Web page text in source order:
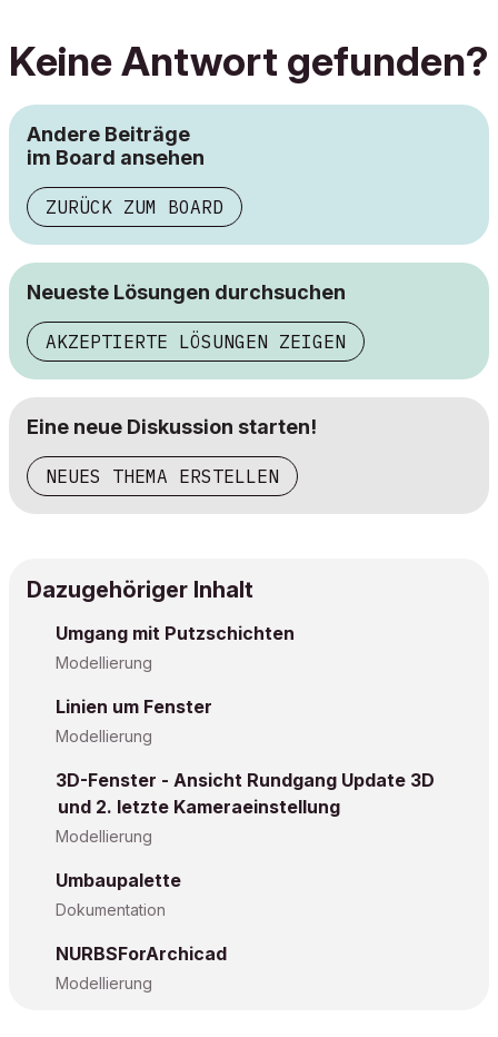
Keine Antwort gefunden?
Andere Beiträge
im Board ansehen
ZURÜCK ZUM BOARD
Neueste Lösungen durchsuchen
AKZEPTIERTE LÖSUNGEN ZEIGEN
Eine neue Diskussion starten!
NEUES THEMA ERSTELLEN
Dazugehöriger Inhalt
Umgang mit Putzschichten
Modellierung
Linien um Fenster
Modellierung
3D-Fenster - Ansicht Rundgang Update 3D
und 2. letzte Kameraeinstellung
Modellierung
Umbaupalette
Dokumentation
NURBSForArchicad
Modellierung